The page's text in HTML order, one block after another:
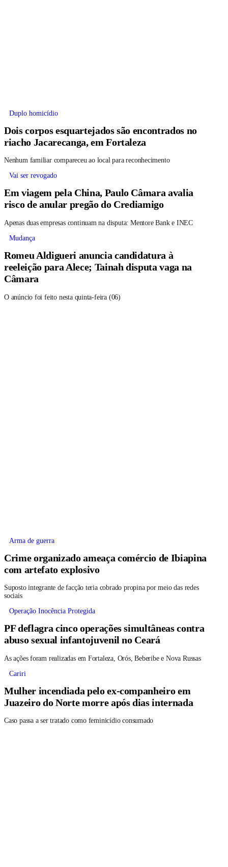
Duplo homicídio
Dois corpos esquartejados são encontrados no
riacho Jacarecanga, em Fortaleza
Nenhum familiar compareceu ao local para reconhecimento
Vai ser revogado
Em viagem pela China, Paulo Câmara avalia
risco de anular pregão do Crediamigo
Apenas duas empresas continuam na disputa: Mentore Bank e INEC
Mudança
Romeu Aldigueri anuncia candidatura à
reeleição para Alece; Tainah disputa vaga na
Câmara
O anúncio foi feito nesta quinta-feira (06)
Arma de guerra
Crime organizado ameaça comércio de Ibiapina
com artefato explosivo
Suposto integrante de facção teria cobrado propina por meio das redes
sociais
Operação Inocência Protegida
PF deflagra cinco operações simultâneas contra
abuso sexual infantojuvenil no Ceará
As ações foram realizadas em Fortaleza, Orós, Beberibe e Nova Russas
Cariri
Mulher incendiada pelo ex-companheiro em
Juazeiro do Norte morre após dias internada
Caso passa a ser tratado como feminicídio consumado